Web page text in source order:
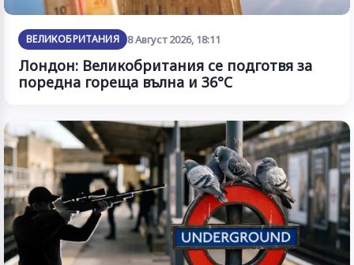
ВЕЛИКОБРИТАНИЯ 8 Август 2026, 18:11
Лондон: Великобритания се подготвя за
поредна гореща вълна и 36°C